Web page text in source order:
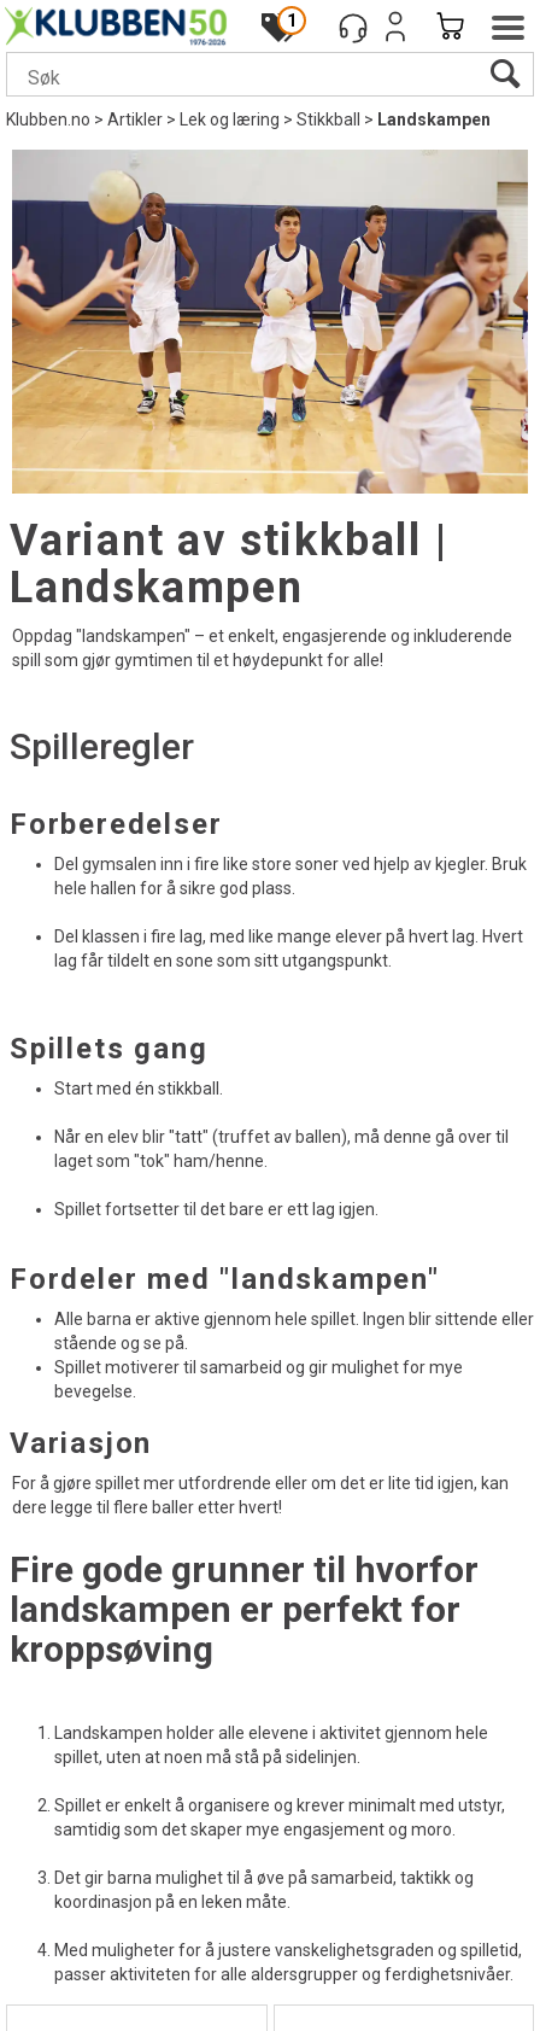
1
Klubben.no>Artikler> Lek og læring>Stikkball > Landskampen
Variant av stikkball |
Landskampen
Oppdag "landskampen" – et enkelt, engasjerende og inkluderende
spill som gjør gymtimen til et høydepunkt for alle!
Spilleregler
Forberedelser
Del gymsalen inn i fire like store soner ved hjelp av kjegler. Bruk
hele hallen for å sikre god plass.
Del klassen i fire lag, med like mange elever på hvert lag. Hvert
lag får tildelt en sone som sitt utgangspunkt.
Spillets gang
Start med én stikkball.
Når en elev blir "tatt" (truffet av ballen), må denne gå over til
laget som "tok" ham/henne.
Spillet fortsetter til det bare er ett lag igjen.
Fordeler med "landskampen"
Alle barna er aktive gjennom hele spillet. Ingen blir sittende eller
stående og se på.
Spillet motiverer til samarbeid og gir mulighet for mye
bevegelse.
Variasjon
For å gjøre spillet mer utfordrende eller om det er lite tid igjen, kan
dere legge til flere baller etter hvert!
Fire gode grunner til hvorfor
landskampen er perfekt for
kroppsøving
Landskampen holder alle elevene i aktivitet gjennom hele
spillet, uten at noen må stå på sidelinjen.
Spillet er enkelt å organisere og krever minimalt med utstyr,
samtidig som det skaper mye engasjement og moro.
Det gir barna mulighet til å øve på samarbeid, taktikk og
koordinasjon på en leken måte.
Med muligheter for å justere vanskelighetsgraden og spilletid,
passer aktiviteten for alle aldersgrupper og ferdighetsnivåer.